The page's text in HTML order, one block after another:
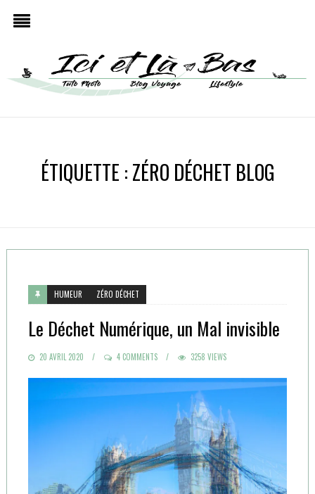
ÉTIQUETTE :ZÉRO DÉCHET BLOG
HUMEUR ZÉRO DÉCHET
Le Déchet Numérique, un Mal invisible
POSTED
20 AVRIL 2020 4 COMMENTS 3258 VIEWS